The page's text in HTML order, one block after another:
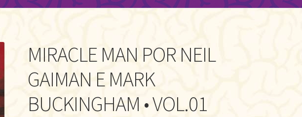
MIRACLE MAN POR NEIL
GAIMAN E MARK
BUCKINGHAM • VOL.01